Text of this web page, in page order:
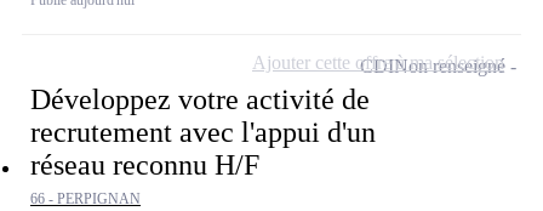
Développez votre activité de
recrutement avec l'appui d'un
réseau reconnu H/F
66 - PERPIGNAN
CDINon renseigné
Ajouter cette offre à ma sélection